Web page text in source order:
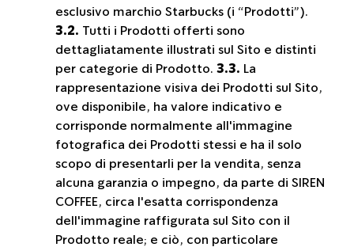
esclusivo marchio Starbucks (i “Prodotti”).
3.2. Tutti i Prodotti offerti sono
dettagliatamente illustrati sul Sito e distinti
per categorie di Prodotto. 3.3. La
rappresentazione visiva dei Prodotti sul Sito,
ove disponibile, ha valore indicativo e
corrisponde normalmente all'immagine
fotografica dei Prodotti stessi e ha il solo
scopo di presentarli per la vendita, senza
alcuna garanzia o impegno, da parte di SIREN
COFFEE, circa l'esatta corrispondenza
dell'immagine raffigurata sul Sito con il
Prodotto reale; e ciò, con particolare